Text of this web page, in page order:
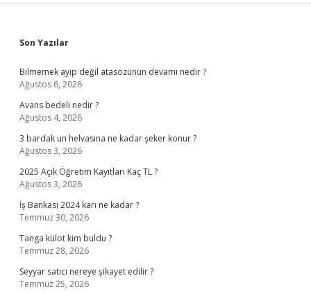
Sidebar
Son Yazılar
Bilmemek ayıp değil atasözünün devamı nedir ?
Ağustos 6, 2026
Avans bedeli nedir ?
Ağustos 4, 2026
3 bardak un helvasına ne kadar şeker konur ?
Ağustos 3, 2026
2025 Açık Öğretim Kayıtları Kaç TL ?
Ağustos 3, 2026
İş Bankası 2024 karı ne kadar ?
Temmuz 30, 2026
Tanga külot kim buldu ?
Temmuz 28, 2026
Seyyar satıcı nereye şikayet edilir ?
Temmuz 25, 2026